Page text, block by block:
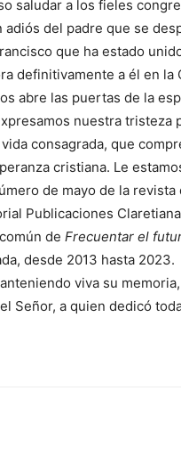
saludar a los fieles
adiós del padre que se
que ha estado
definitivamente a él en la
abre las puertas de la
nuestra tristeza
consagrada, que
cristiana. Le
de mayo de la
Publicaciones
de Frecuentar el
desde 2013 hasta 2023.
viva su
Señor, a quien dedicó